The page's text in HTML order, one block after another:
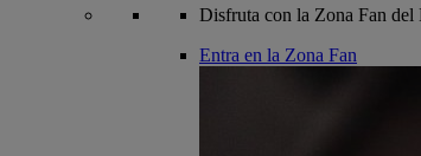
Disfruta con la Zona Fan del
Entra en la Zona Fan